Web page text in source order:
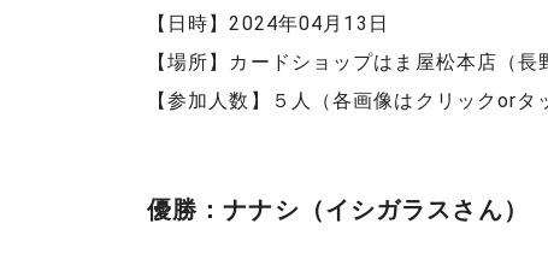
【日時】2024年04月13日
【場所】カードショップはま屋松本店（長
【参加人数】５人（各画像はクリックorタ
優勝：ナナシ（イシガラスさん）